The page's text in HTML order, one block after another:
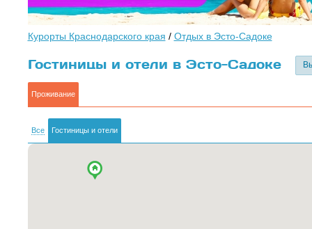
Курорты Краснодарского края / Отдых в Эсто-Садоке
Гостиницы и отели в Эсто-Садоке
Проживание
Все Гостиницы и отели